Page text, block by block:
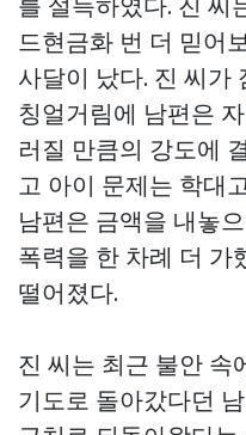
드현금화 번 더 믿어
사달이 났다. 진 씨가
칭얼거림에 남편은
러질 만큼의 강도에
고 아이 문제는 학대
남편은 금액을 내놓
폭력을 한 차례 더 가
떨어졌다.
진 씨는 최근 불안 속
기도로 돌아갔다던